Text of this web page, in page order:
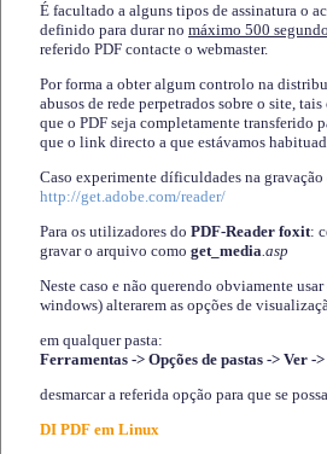
É facultado a alguns tipos de assinatura o
definido para durar no máximo 500
referido PDF contacte o webmaster.
Por forma a obter algum controlo na
abusos de rede perpetrados sobre o site,
que o PDF seja completamente transferido
que o link directo a que estávamos
Caso experimente díficuldades na
http://get.adobe.com/reader/
Para os utilizadores do PDF-Reader foxit:
gravar o arquivo como get_media.asp
Neste caso e não querendo obviamente
windows) alterarem as opções de
em qualquer pasta:
Ferramentas -> Opções de pastas -> Ver
desmarcar a referida opção para que se
DI PDF em Linux